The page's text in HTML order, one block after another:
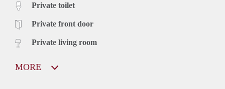
Private toilet
Private front door
Private living room
MORE